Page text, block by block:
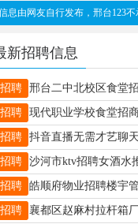
由网友自行发布，邢台123不
新招聘信息
招聘
招聘
招聘
招聘
招聘
招聘